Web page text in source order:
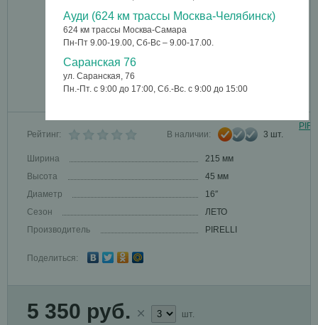
Рейтинг: В наличии: 3 шт.
Ширина
215 мм
Высота
45 мм
Диаметр
16″
Сезон
ЛЕТО
Производитель
PIRELLI
Поделиться:
5 350 руб. шт.
Ауди (624 км трассы Москва-Челябинск)
624 км трассы Москва-Самара
Пн-Пт 9.00-19.00, Сб-Вс – 9.00-17.00.
Саранская 76
ул. Саранская, 76
Пн.-Пт. с 9:00 до 17:00, Сб.-Вс. с 9:00 до 15:00